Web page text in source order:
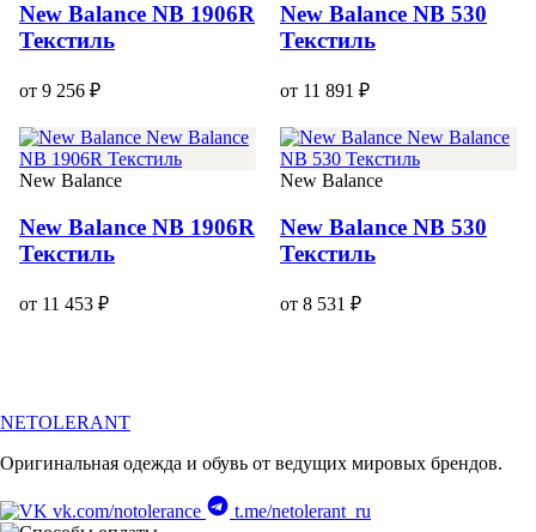
New Balance NB 1906R
Текстиль
от 9 256 ₽
New Balance NB 530
Текстиль
от 11 891 ₽
New Balance
New Balance NB 1906R
Текстиль
от 11 453 ₽
New Balance
New Balance NB 530
Текстиль
от 8 531 ₽
NETOLERANT
Оригинальная одежда и обувь от ведущих мировых брендов.
vk.com/notolerance t.me/netolerant_ru